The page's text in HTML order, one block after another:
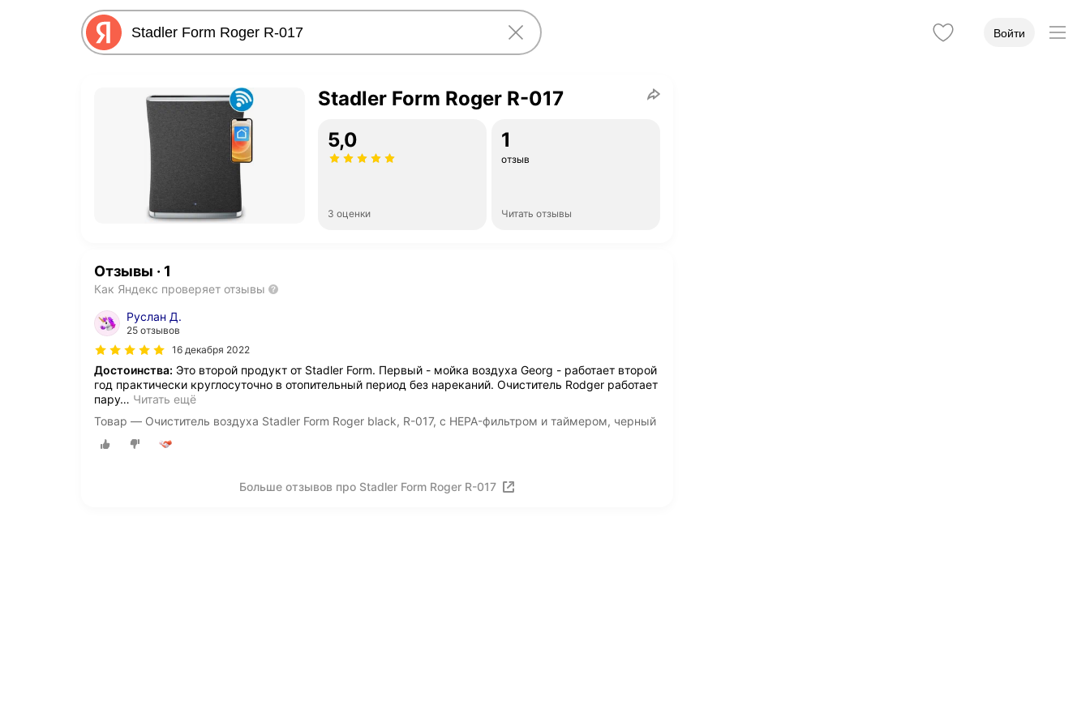
Войти
Stadler Form Roger R-017
5,0
3 оценки
1
отзыв
Читать отзывы
Отзывы · 1
Как Яндекс проверяет отзывы
Руслан Д.
25 отзывов
16 декабря 2022
Достоинства: Это второй продукт от Stadler Form. Первый - мойка воздуха Georg - работает второй
год практически круглосуточно в отопительный период без нареканий. Очиститель Rodger работает
пару… Читать ещё
Товар — Очиститель воздуха Stadler Form Roger black, R-017, с HEPA-фильтром и таймером, черный
Больше отзывов про Stadler Form Roger R-017